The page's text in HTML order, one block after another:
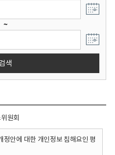
~
색
원회
정안에 대한 개인정보 침해요인 평